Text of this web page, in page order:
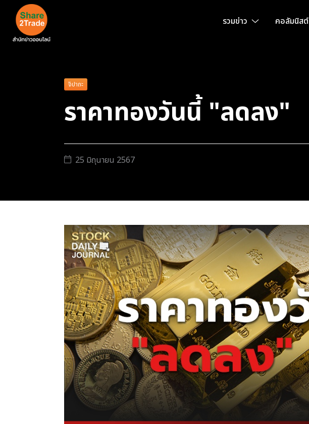
รวมข่าว คอลัมนิสต์
จิปาถะ
ราคาทองวันนี้ "ลดลง"
25 มิถุนายน 2567